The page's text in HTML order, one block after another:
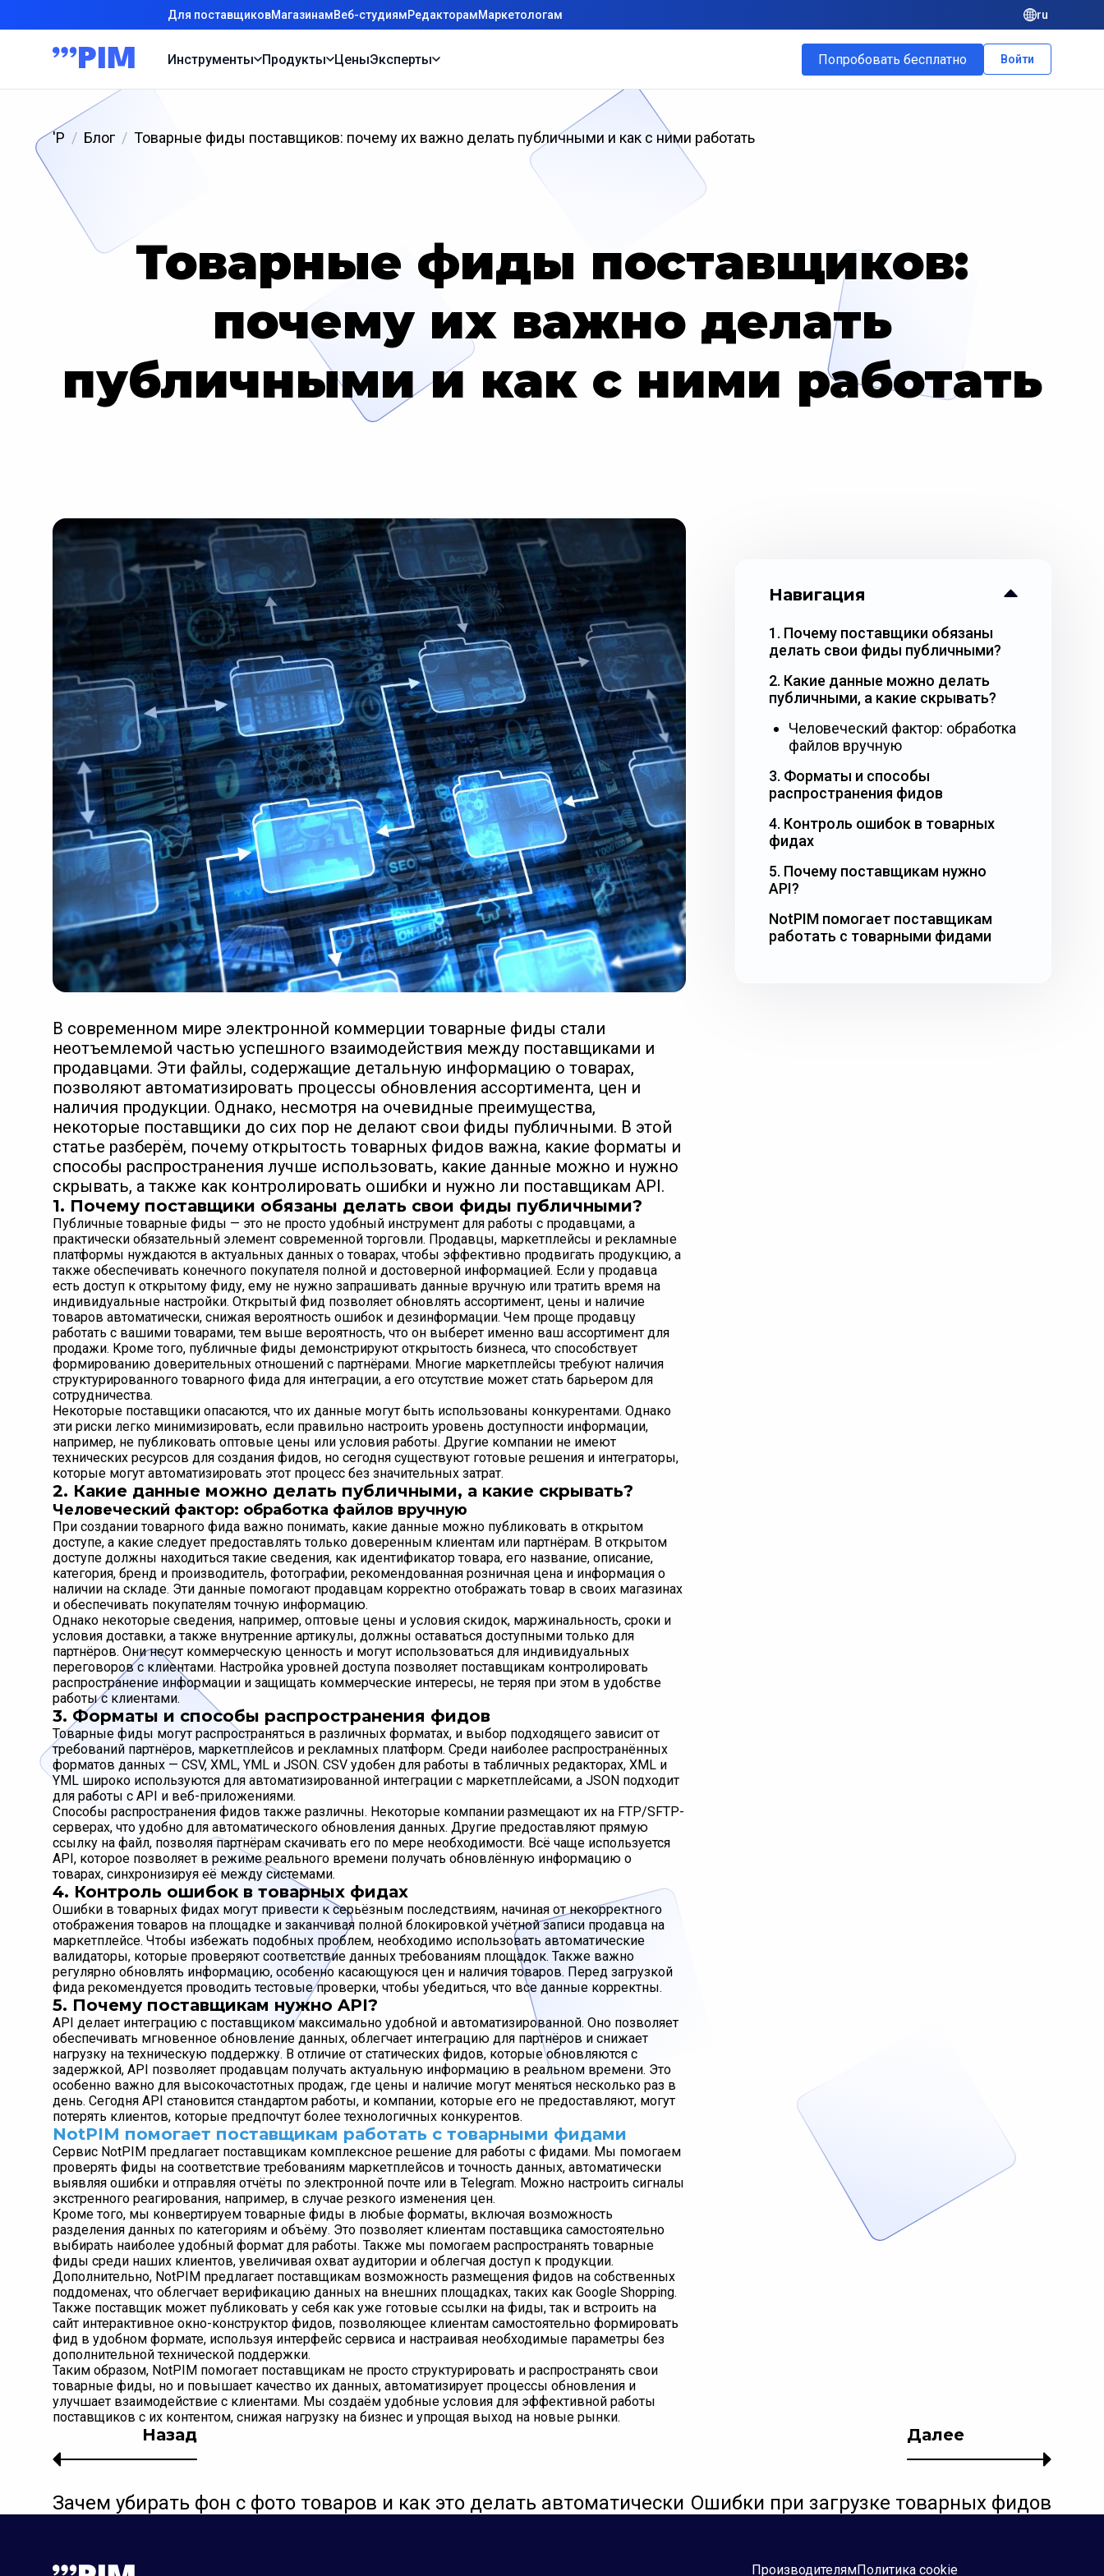
Для поставщиковМагазинамВеб-студиямРедакторамМаркетологам ru
Инструменты Продукты ЦеныЭксперты Попробовать бесплатно Войти
'P Блог Товарные фиды поставщиков: почему их важно делать публичными и как с ними работать
Товарные фиды поставщиков:
почему их важно делать
публичными и как с ними работать
В современном мире электронной коммерции товарные фиды стали
неотъемлемой частью успешного взаимодействия между поставщиками и
продавцами. Эти файлы, содержащие детальную информацию о товарах,
позволяют автоматизировать процессы обновления ассортимента, цен и
наличия продукции. Однако, несмотря на очевидные преимущества,
некоторые поставщики до сих пор не делают свои фиды публичными. В этой
статье разберём, почему открытость товарных фидов важна, какие форматы и
способы распространения лучше использовать, какие данные можно и нужно
скрывать, а также как контролировать ошибки и нужно ли поставщикам API.
1. Почему поставщики обязаны делать свои фиды публичными?
Публичные товарные фиды — это не просто удобный инструмент для работы с продавцами, а
практически обязательный элемент современной торговли. Продавцы, маркетплейсы и рекламные
платформы нуждаются в актуальных данных о товарах, чтобы эффективно продвигать продукцию, а
также обеспечивать конечного покупателя полной и достоверной информацией. Если у продавца
есть доступ к открытому фиду, ему не нужно запрашивать данные вручную или тратить время на
индивидуальные настройки. Открытый фид позволяет обновлять ассортимент, цены и наличие
товаров автоматически, снижая вероятность ошибок и дезинформации. Чем проще продавцу
работать с вашими товарами, тем выше вероятность, что он выберет именно ваш ассортимент для
продажи. Кроме того, публичные фиды демонстрируют открытость бизнеса, что способствует
формированию доверительных отношений с партнёрами. Многие маркетплейсы требуют наличия
структурированного товарного фида для интеграции, а его отсутствие может стать барьером для
сотрудничества.
Некоторые поставщики опасаются, что их данные могут быть использованы конкурентами. Однако
эти риски легко минимизировать, если правильно настроить уровень доступности информации,
например, не публиковать оптовые цены или условия работы. Другие компании не имеют
технических ресурсов для создания фидов, но сегодня существуют готовые решения и интеграторы,
которые могут автоматизировать этот процесс без значительных затрат.
2. Какие данные можно делать публичными, а какие скрывать?
Человеческий фактор: обработка файлов вручную
При создании товарного фида важно понимать, какие данные можно публиковать в открытом
доступе, а какие следует предоставлять только доверенным клиентам или партнёрам. В открытом
доступе должны находиться такие сведения, как идентификатор товара, его название, описание,
категория, бренд и производитель, фотографии, рекомендованная розничная цена и информация о
наличии на складе. Эти данные помогают продавцам корректно отображать товар в своих магазинах
и обеспечивать покупателям точную информацию.
Однако некоторые сведения, например, оптовые цены и условия скидок, маржинальность, сроки и
условия доставки, а также внутренние артикулы, должны оставаться доступными только для
партнёров. Они несут коммерческую ценность и могут использоваться для индивидуальных
переговоров с клиентами. Настройка уровней доступа позволяет поставщикам контролировать
распространение информации и защищать коммерческие интересы, не теряя при этом в удобстве
работы с клиентами.
3. Форматы и способы распространения фидов
Товарные фиды могут распространяться в различных форматах, и выбор подходящего зависит от
требований партнёров, маркетплейсов и рекламных платформ. Среди наиболее распространённых
форматов данных — CSV, XML, YML и JSON. CSV удобен для работы в табличных редакторах, XML и
YML широко используются для автоматизированной интеграции с маркетплейсами, а JSON подходит
для работы с API и веб-приложениями.
Способы распространения фидов также различны. Некоторые компании размещают их на FTP/SFTP-
серверах, что удобно для автоматического обновления данных. Другие предоставляют прямую
ссылку на файл, позволяя партнёрам скачивать его по мере необходимости. Всё чаще используется
API, которое позволяет в режиме реального времени получать обновлённую информацию о
товарах, синхронизируя её между системами.
4. Контроль ошибок в товарных фидах
Ошибки в товарных фидах могут привести к серьёзным последствиям, начиная от некорректного
отображения товаров на площадке и заканчивая полной блокировкой учётной записи продавца на
маркетплейсе. Чтобы избежать подобных проблем, необходимо использовать автоматические
валидаторы, которые проверяют соответствие данных требованиям площадок. Также важно
регулярно обновлять информацию, особенно касающуюся цен и наличия товаров. Перед загрузкой
фида рекомендуется проводить тестовые проверки, чтобы убедиться, что все данные корректны.
5. Почему поставщикам нужно API?
API делает интеграцию с поставщиком максимально удобной и автоматизированной. Оно позволяет
обеспечивать мгновенное обновление данных, облегчает интеграцию для партнёров и снижает
нагрузку на техническую поддержку. В отличие от статических фидов, которые обновляются с
задержкой, API позволяет продавцам получать актуальную информацию в реальном времени. Это
особенно важно для высокочастотных продаж, где цены и наличие могут меняться несколько раз в
день. Сегодня API становится стандартом работы, и компании, которые его не предоставляют, могут
потерять клиентов, которые предпочтут более технологичных конкурентов.
NotPIM помогает поставщикам работать с товарными фидами
Сервис NotPIM предлагает поставщикам комплексное решение для работы с фидами. Мы помогаем
проверять фиды на соответствие требованиям маркетплейсов и точность данных, автоматически
выявляя ошибки и отправляя отчёты по электронной почте или в Telegram. Можно настроить сигналы
экстренного реагирования, например, в случае резкого изменения цен.
Кроме того, мы конвертируем товарные фиды в любые форматы, включая возможность
разделения данных по категориям и объёму. Это позволяет клиентам поставщика самостоятельно
выбирать наиболее удобный формат для работы. Также мы помогаем распространять товарные
фиды среди наших клиентов, увеличивая охват аудитории и облегчая доступ к продукции.
Дополнительно, NotPIM предлагает поставщикам возможность размещения фидов на собственных
поддоменах, что облегчает верификацию данных на внешних площадках, таких как Google Shopping.
Также поставщик может публиковать у себя как уже готовые ссылки на фиды, так и встроить на
сайт интерактивное окно-конструктор фидов, позволяющее клиентам самостоятельно формировать
фид в удобном формате, используя интерфейс сервиса и настраивая необходимые параметры без
дополнительной технической поддержки.
Таким образом, NotPIM помогает поставщикам не просто структурировать и распространять свои
товарные фиды, но и повышает качество их данных, автоматизирует процессы обновления и
улучшает взаимодействие с клиентами. Мы создаём удобные условия для эффективной работы
поставщиков с их контентом, снижая нагрузку на бизнес и упрощая выход на новые рынки.
Навигация
1. Почему поставщики обязаны
делать свои фиды публичными?
2. Какие данные можно делать
публичными, а какие скрывать?
Человеческий фактор: обработка
файлов вручную
3. Форматы и способы
распространения фидов
4. Контроль ошибок в товарных
фидах
5. Почему поставщикам нужно
API?
NotPIM помогает поставщикам
работать с товарными фидами
Далее
Ошибки при загрузке товарных фидов
Назад
Зачем убирать фон с фото товаров и как это делать автоматически
ПроизводителямПолитика cookie